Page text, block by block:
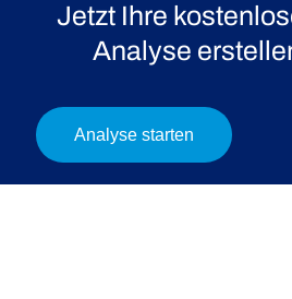
Jetzt Ihre
Analyse
Analyse starten